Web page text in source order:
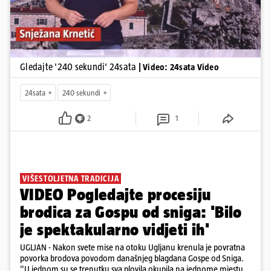
Gledajte '240 sekundi' 24sata | Video: 24sata Video
24sata 240 sekundi
2 1
VIŠESTOLJETNA TRADICIJA
VIDEO Pogledajte procesiju
brodica za Gospu od sniga: 'Bilo
je spektakularno vidjeti ih'
UGLJAN - Nakon svete mise na otoku Ugljanu krenula je povratna
povorka brodova povodom današnjeg blagdana Gospe od Sniga.